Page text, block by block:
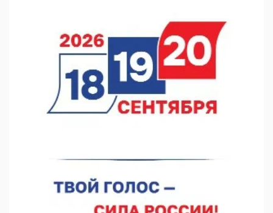
покраской телебашни
07.08.2026 11:20
В автобусах Арзамаса устанавливают терминалы оплаты
07.08.2026 11:03